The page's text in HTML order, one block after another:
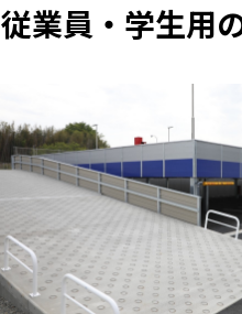
従業員・学生用